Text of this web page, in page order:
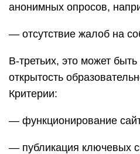
анонимных опросов,
— отсутствие жалоб на
В-третьих, это может
открытость
Критерии:
— функционирование
— публикация ключевых